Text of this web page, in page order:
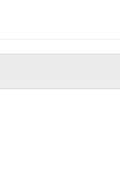
376,9 km 3 Std. 50 Min.
Tamarit,